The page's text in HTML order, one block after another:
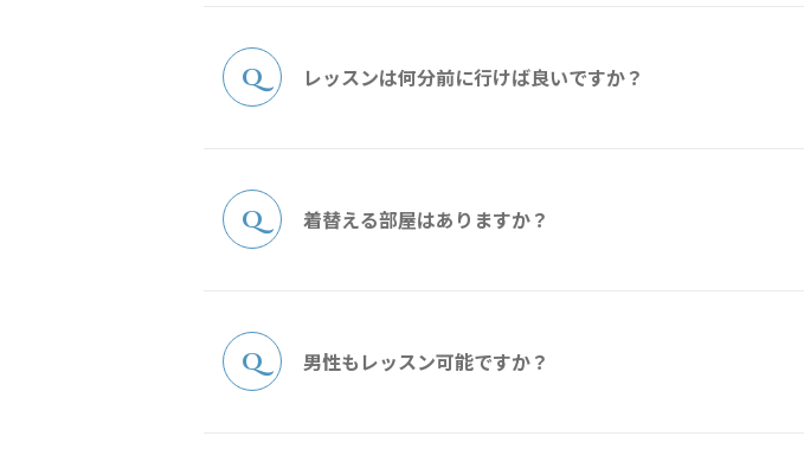
レッスンは何分前に行けば良いですか？
着替える部屋はありますか？
男性もレッスン可能ですか？